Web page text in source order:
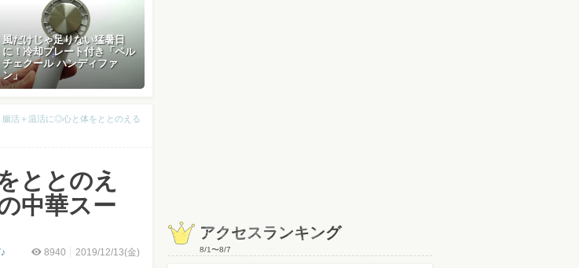
風だけじゃ足りない猛暑日
に！冷却プレート付き「ペル
チェクール ハンディファ
ン」
腸活＋温活に◎心と体をととのえる
ととのえ
中華スー
8940 2019/12/13(金)
アクセスランキング
8/1〜8/7